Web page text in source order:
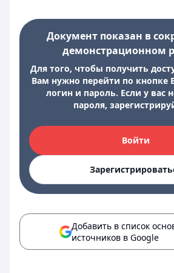
Документ показан в
демонстрационном
Для того, чтобы получить
Вам нужно перейти по кнопке
логин и пароль. Если у вас
пароля,
Войти
Добавить в список
источников в Google